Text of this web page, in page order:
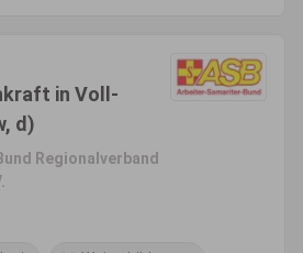
in Voll-
d)
Regionalverband